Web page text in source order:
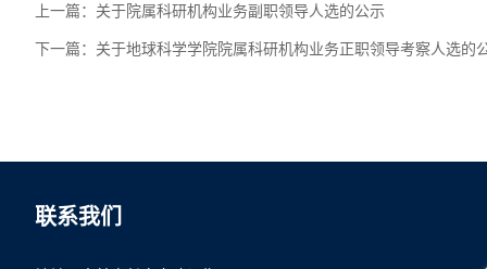
上一篇： 关于院属科研机构业务副职领导人选的公示
下一篇： 关于地球科学学院院属科研机构业务正职领导考察人选的
联系我们